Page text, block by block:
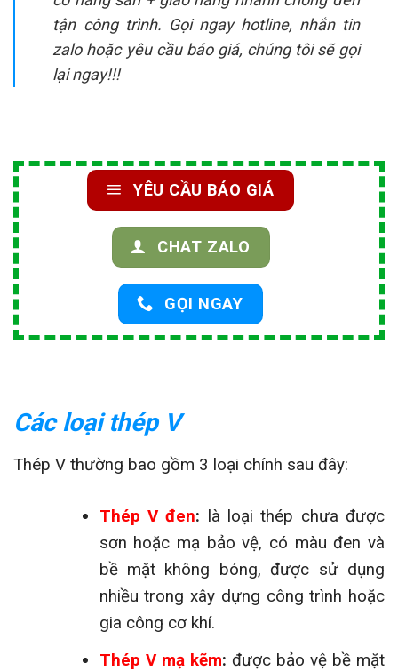
tận công trình. Gọi ngay hotline, nhắn tin
zalo hoặc yêu cầu báo giá, chúng tôi sẽ gọi
lại ngay!!!
YÊU CẦU BÁO GIÁ
CHAT ZALO
GỌI NGAY
Các loại thép V
Thép V thường bao gồm 3 loại chính sau đây:
Thép V đen: là loại thép chưa được
sơn hoặc mạ bảo vệ, có màu đen và
bề mặt không bóng, được sử dụng
nhiều trong xây dựng công trình hoặc
gia công cơ khí.
Thép V mạ kẽm: được bảo vệ bề mặt